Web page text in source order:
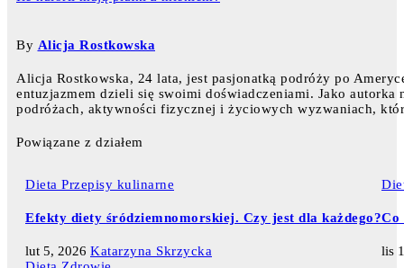
By Alicja Rostkowska
Alicja Rostkowska, 24 lata, jest pasjonatką podróży po
entuzjazmem dzieli się swoimi doświadczeniami. Jako
podróżach, aktywności fizycznej i życiowych wyzwaniach,
Powiązane z działem
Dieta Przepisy kulinarne
Efekty diety śródziemnomorskiej. Czy jest dla każdego?
lut 5, 2026 Katarzyna Skrzycka
Co
lis